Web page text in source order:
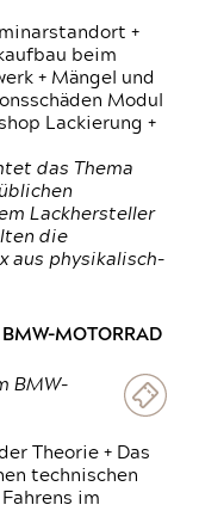
+
beim
+ Mängel und
Modul
Lackierung +
das Thema
Lackhersteller
die
aus physikalisch-
MOTORRAD
BMW-
Theorie + Das
technischen
im